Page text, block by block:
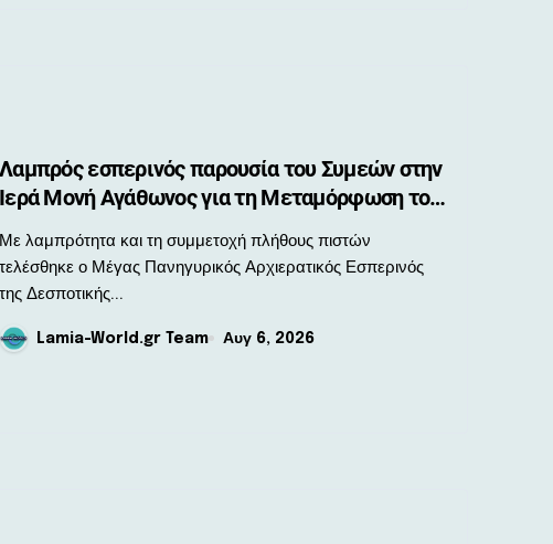
Λαμπρός εσπερινός παρουσία του Συμεών στην
Ιερά Μονή Αγάθωνος για τη Μεταμόρφωση του
Με λαμπρότητα και τη συμμετοχή πλήθους πιστών
τελέσθηκε ο Μέγας Πανηγυρικός Αρχιερατικός Εσπερινός
της Δεσποτικής...
Lamia-World.gr Team Αυγ 6, 2026